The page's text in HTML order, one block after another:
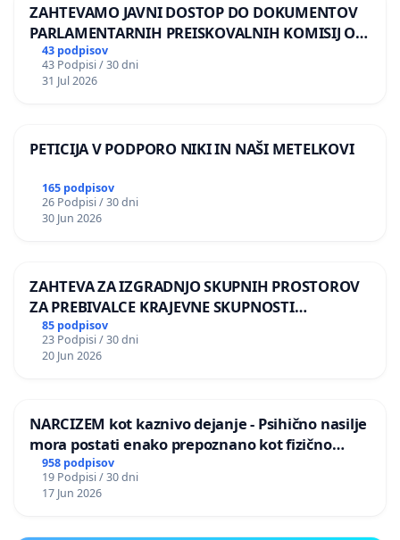
ZAHTEVAMO JAVNI DOSTOP DO DOKUMENTOV
PARLAMENTARNIH PREISKOVALNIH KOMISIJ O
ILEGALNI TRGOVINI Z OROŽJEM
43 podpisov
43 Podpisi / 30 dni
31 Jul 2026
PETICIJA V PODPORO NIKI IN NAŠI METELKOVI
165 podpisov
26 Podpisi / 30 dni
30 Jun 2026
ZAHTEVA ZA IZGRADNJO SKUPNIH PROSTOROV
ZA PREBIVALCE KRAJEVNE SKUPNOSTI
PRESTRANEK
85 podpisov
23 Podpisi / 30 dni
20 Jun 2026
NARCIZEM kot kaznivo dejanje - Psihično nasilje
mora postati enako prepoznano kot fizično
nasilje
958 podpisov
19 Podpisi / 30 dni
17 Jun 2026